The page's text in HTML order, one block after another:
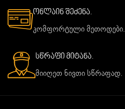
ონლაინ შეძენა.
კომფორტული მეთოდები.
სწრაფი მიტანა.
მიიღეთ ნივთი სწრაფად.